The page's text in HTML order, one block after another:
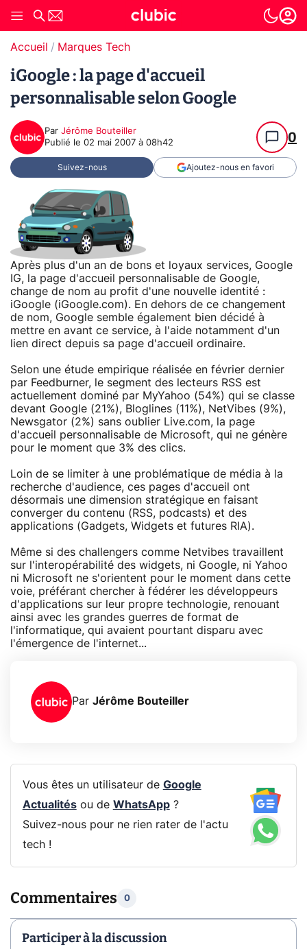
Accueil Marques Tech
iGoogle : la page d'accueil
personnalisable selon Google
Par Jérôme Bouteiller
Publié le 02 mai 2007 à 08h42 0
Suivez-nous Ajoutez-nous en favori
Après plus d'un an de bons et loyaux services, Google
IG, la page d'accueil personnalisable de Google,
change de nom au profit d'une nouvelle identité :
iGoogle (iGoogle.com). En dehors de ce changement
de nom, Google semble également bien décidé à
mettre en avant ce service, à l'aide notamment d'un
lien direct depuis sa page d'accueil ordinaire.
Selon une étude empirique réalisée en février dernier
par Feedburner, le segment des lecteurs RSS est
actuellement dominé par MyYahoo (54%) qui se classe
devant Google (21%), Bloglines (11%), NetVibes (9%),
Newsgator (2%) sans oublier Live.com, la page
d'accueil personnalisable de Microsoft, qui ne génère
pour le moment que 3% des clics.
Loin de se limiter à une problématique de média à la
recherche d'audience, ces pages d'accueil ont
désormais une dimension stratégique en faisant
converger du contenu (RSS, podcasts) et des
applications (Gadgets, Widgets et futures RIA).
Même si des challengers comme Netvibes travaillent
sur l'interopérabilité des widgets, ni Google, ni Yahoo
ni Microsoft ne s'orientent pour le moment dans cette
voie, préférant chercher à fédérer les développeurs
d'applications sur leur propre technologie, renouant
ainsi avec les grandes guerres de format de
l'informatique, qui avaient pourtant disparu avec
l'émergence de l'internet...
Par Jérôme Bouteiller
Vous êtes un utilisateur de Google
Actualitésou de WhatsApp?
Suivez-nous pour ne rien rater de l'actu
tech !
Commentaires 0
Participer à la discussion